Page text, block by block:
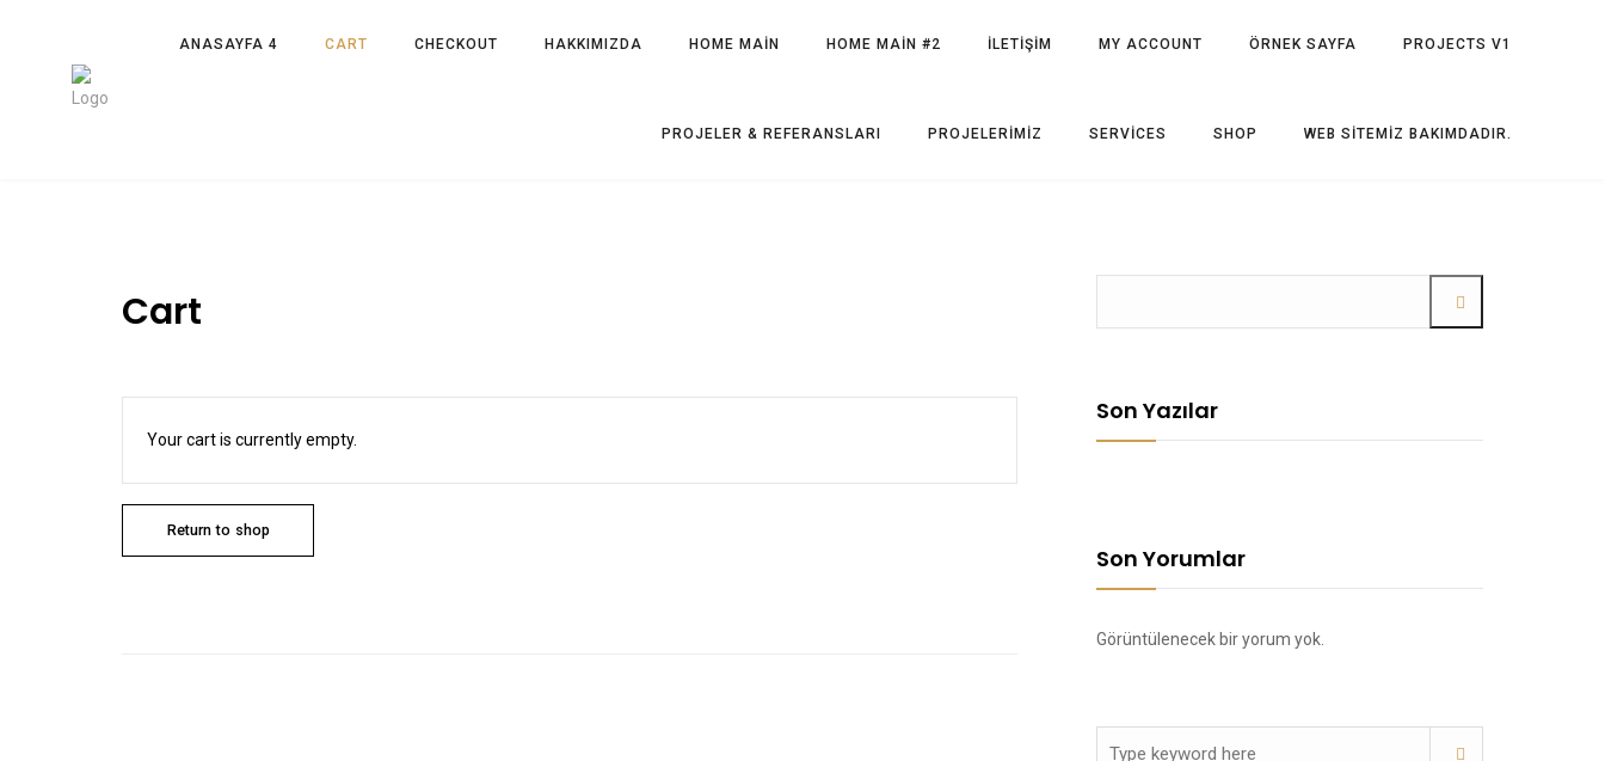
ANASAYFA 4 CART CHECKOUT HAKKIMIZDA HOME MAIN HOME MAIN #2 İLETIŞIM MY ACCOUNT ÖRNEK SAYFA PROJECTS V1
PROJELER & REFERANSLARI PROJELERIMIZ SERVICES SHOP WEB SITEMIZ BAKIMDADIR.
Cart
Your cart is currently empty.
Return to shop
Son Yazılar
Son Yorumlar
Görüntülenecek bir yorum yok.